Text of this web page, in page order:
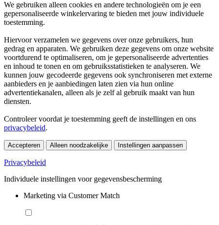
We gebruiken alleen cookies en andere technologieën om je een
gepersonaliseerde winkelervaring te bieden met jouw individuele
toestemming.
Hiervoor verzamelen we gegevens over onze gebruikers, hun
gedrag en apparaten. We gebruiken deze gegevens om onze website
voortdurend te optimaliseren, om je gepersonaliseerde advertenties
en inhoud te tonen en om gebruiksstatistieken te analyseren. We
kunnen jouw gecodeerde gegevens ook synchroniseren met externe
aanbieders en je aanbiedingen laten zien via hun online
advertentiekanalen, alleen als je zelf al gebruik maakt van hun
diensten.
Controleer voordat je toestemming geeft de instellingen en ons
privacybeleid.
Accepteren Alleen noodzakelijke Instellingen aanpassen
Privacybeleid
Individuele instellingen voor gegevensbescherming
Marketing via Customer Match